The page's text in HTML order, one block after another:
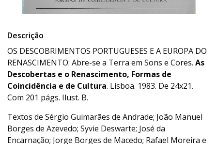
Descrição
OS DESCOBRIMENTOS PORTUGUESES E A EUROPA DO
RENASCIMENTO: Abre-se a Terra em Sons e Cores. As
Descobertas e o Renascimento, Formas de
Coincidência e de Cultura. Lisboa. 1983. De 24x21.
Com 201 págs. Ilust. B.
Textos de Sérgio Guimarães de Andrade; João Manuel
Borges de Azevedo; Syvie Deswarte; José da
Encarnação; Jorge Borges de Macedo; Rafael Moreira e